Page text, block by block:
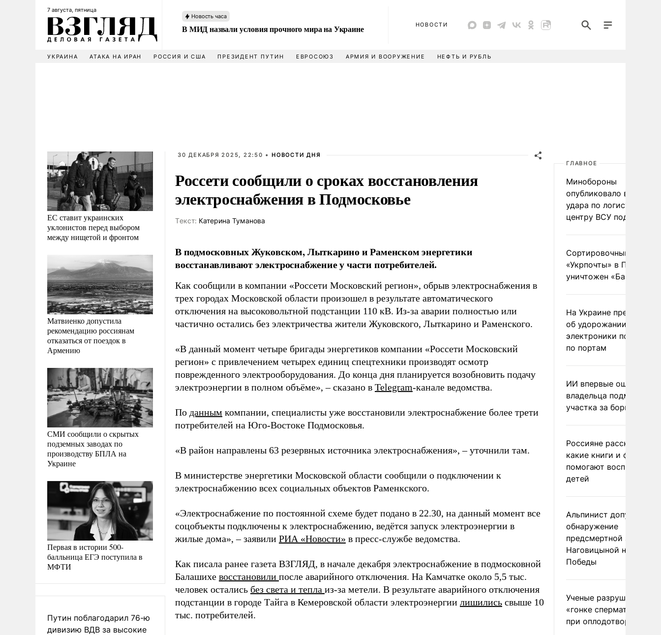
7 августа, пятница
Новость часа
В МИД назвали условия прочного мира на Украине НОВОСТИ
УКРАИНА АТАКА НА ИРАН РОССИЯ И США ПРЕЗИДЕНТ ПУТИН ЕВРОСОЮЗ АРМИЯ И ВООРУЖЕНИЕ НЕФТЬ И РУБЛЬ
ЕС ставит украинских
уклонистов перед выбором
между нищетой и фронтом
Матвиенко допустила
рекомендацию россиянам
отказаться от поездок в
Армению
СМИ сообщили о скрытых
подземных заводах по
производству БПЛА на
Украине
Первая в истории 500-
балльница ЕГЭ поступила в
МФТИ
Путин поблагодарил 76-ю
дивизию ВДВ за высокие
30 ДЕКАБРЯ 2025, 22:50 • НОВОСТИ ДНЯ
Россети сообщили о сроках восстановления
электроснабжения в Подмосковье
Tекст: Катерина Туманова
В подмосковных Жуковском, Лыткарино и Раменском энергетики
восстанавливают электроснабжение у части потребителей.
Как сообщили в компании «Россети Московский регион», обрыв электроснабжения в
трех городах Московской области произошел в результате автоматического
отключения на высоковольтной подстанции 110 кВ. Из-за аварии полностью или
частично остались без электричества жители Жуковского, Лыткарино и Раменского.
«В данный момент четыре бригады энергетиков компании «Россети Московский
регион» с привлечением четырех единиц спецтехники производят осмотр
поврежденного электрооборудования. До конца дня планируется возобновить подачу
электроэнергии в полном объёме», – сказано в Telegram-канале ведомства.
По данным компании, специалисты уже восстановили электроснабжение более трети
потребителей на Юго-Востоке Подмосковья.
«В район направлены 63 резервных источника электроснабжения», – уточнили там.
В министерстве энергетики Московской области сообщили о подключении к
электроснабжению всех социальных объектов Раменкского.
«Электроснабжение по постоянной схеме будет подано в 22.30, на данный момент все
соцобъекты подключены к электроснабжению, ведётся запуск электроэнергии в
жилые дома», – заявили РИА «Новости» в пресс-службе ведомства.
Как писала ранее газета ВЗГЛЯД, в начале декабря электроснабжение в подмосковной
Балашихе восстановили после аварийного отключения. На Камчатке около 5,5 тыс.
человек остались без света и тепла из-за метели. В результате аварийного отключения
подстанции в городе Тайга в Кемеровской области электроэнергии лишились свыше 10
тыс. потребителей.
ГЛАВНОЕ
Минобороны
опубликовало видео
удара по
центру ВСУ под Киевом
Сортировочный пункт
«Укрпочты» в
уничтожен
На Украине
об удорожании
электроники после
по портам
ИИ впервые
владельца
участка за борщевик
Россияне рассказали,
какие книги и фильмы
помогают воспитывать
детей
Альпинист допустил
обнаружение
предсмертной записки
Наговицыной на пике
Победы
Ученые разрушили миф
«гонке
при оплодотворении